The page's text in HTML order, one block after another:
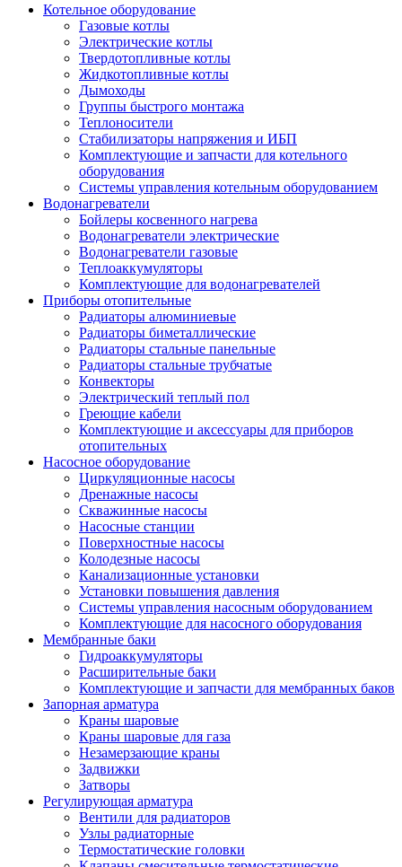
Котельное оборудование
Газовые котлы
Электрические котлы
Твердотопливные котлы
Жидкотопливные котлы
Дымоходы
Группы быстрого монтажа
Теплоносители
Стабилизаторы напряжения и ИБП
Комплектующие и запчасти для котельного
оборудования
Системы управления котельным оборудованием
Водонагреватели
Бойлеры косвенного нагрева
Водонагреватели электрические
Водонагреватели газовые
Теплоаккумуляторы
Комплектующие для водонагревателей
Приборы отопительные
Радиаторы алюминиевые
Радиаторы биметаллические
Радиаторы стальные панельные
Радиаторы стальные трубчатые
Конвекторы
Электрический теплый пол
Греющие кабели
Комплектующие и аксессуары для приборов
отопительных
Насосное оборудование
Циркуляционные насосы
Дренажные насосы
Скважинные насосы
Насосные станции
Поверхностные насосы
Колодезные насосы
Канализационные установки
Установки повышения давления
Системы управления насосным оборудованием
Комплектующие для насосного оборудования
Мембранные баки
Гидроаккумуляторы
Расширительные баки
Комплектующие и запчасти для мембранных баков
Запорная арматура
Краны шаровые
Краны шаровые для газа
Незамерзающие краны
Задвижки
Затворы
Регулирующая арматура
Вентили для радиаторов
Узлы радиаторные
Термостатические головки